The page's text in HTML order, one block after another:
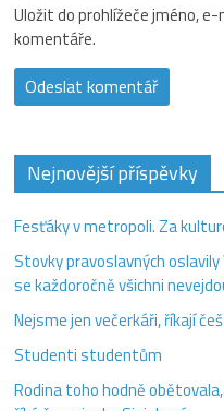
Uložit do prohlížeče jméno,
komentáře.
Nejnovější příspěvky
Fesťáky v metropoli. Za
Stovky pravoslavných oslavily
se každoročně všichni
Nejsme jen večerkáři, říkají
Studenti studentům
Rodina toho hodně